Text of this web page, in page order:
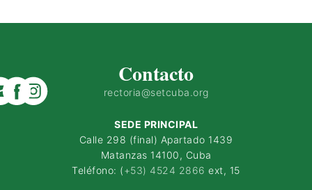
Contacto
rectoria@setcuba.org
SEDE PRINCIPAL
Calle 298 (final) Apartado 1439
Matanzas 14100, Cuba
Teléfono: (+53) 4524 2866 ext, 15